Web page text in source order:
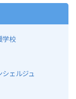
学校
シェルジュ